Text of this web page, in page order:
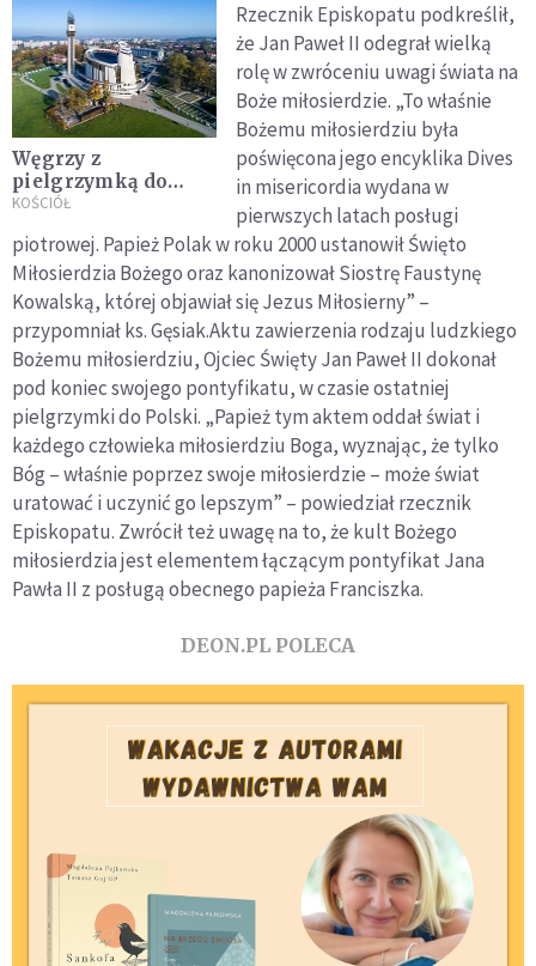
Węgrzy z
pielgrzymką do
Sanktuarium
Miłosierdzia w
Krakowie-
Łagiewnikach
KOŚCIÓŁ
Rzecznik Episkopatu podkreślił,
że Jan Paweł II odegrał wielką
rolę w zwróceniu uwagi świata na
Boże miłosierdzie. „To właśnie
Bożemu miłosierdziu była
poświęcona jego encyklika Dives
in misericordia wydana w
pierwszych latach posługi
piotrowej. Papież Polak w roku 2000 ustanowił Święto
Miłosierdzia Bożego oraz kanonizował Siostrę Faustynę
Kowalską, której objawiał się Jezus Miłosierny” –
przypomniał ks. Gęsiak.Aktu zawierzenia rodzaju ludzkiego
Bożemu miłosierdziu, Ojciec Święty Jan Paweł II dokonał
pod koniec swojego pontyfikatu, w czasie ostatniej
pielgrzymki do Polski. „Papież tym aktem oddał świat i
każdego człowieka miłosierdziu Boga, wyznając, że tylko
Bóg – właśnie poprzez swoje miłosierdzie – może świat
uratować i uczynić go lepszym” – powiedział rzecznik
Episkopatu. Zwrócił też uwagę na to, że kult Bożego
miłosierdzia jest elementem łączącym pontyfikat Jana
Pawła II z posługą obecnego papieża Franciszka.
DEON.PL POLECA